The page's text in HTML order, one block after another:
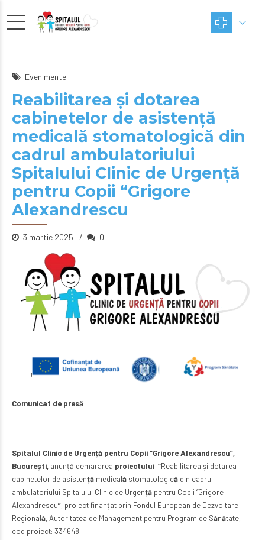
Evenimente
Reabilitarea și dotarea
cabinetelor de asistență
medicală stomatologică din
cadrul ambulatoriului
Spitalului Clinic de Urgență
pentru Copii “Grigore
Alexandrescu
3 martie 2025 0
Comunicat de presă
Spitalul Clinic de Urgență pentru Copii “Grigore Alexandrescu”,
București, anunță demararea proiectului “Reabilitarea și dotarea
cabinetelor de asistență medicală stomatologică din cadrul
ambulatoriului Spitalului Clinic de Urgență pentru Copii “Grigore
Alexandrescu”, proiect finanțat prin Fondul European de Dezvoltare
Regională, Autoritatea de Management pentru Program de Sănătate,
cod proiect: 334648.